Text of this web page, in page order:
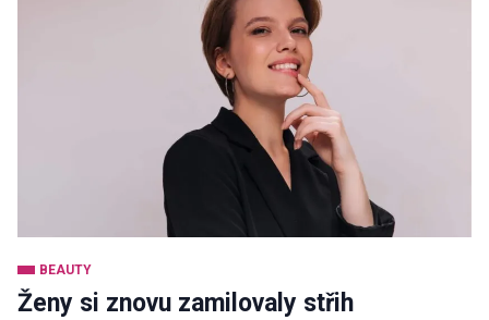
BEAUTY
Ženy si znovu zamilovaly střih